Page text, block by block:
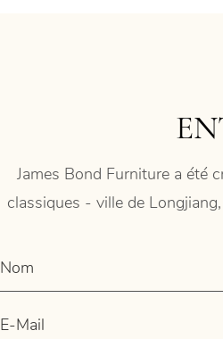
James Bond Furniture a été
classiques - ville de
Nom
E-Mail